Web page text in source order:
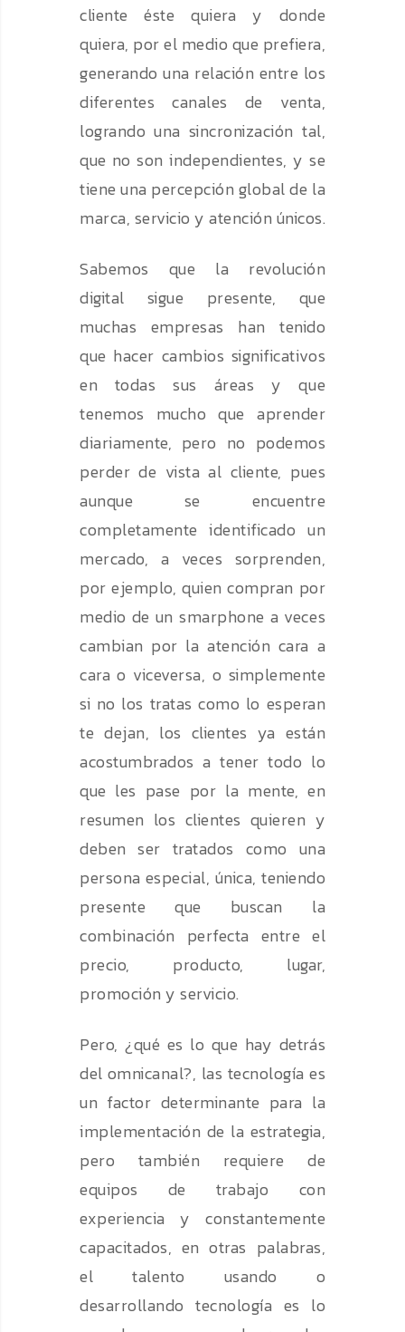
cliente éste quiera y donde
quiera, por el medio que prefiera,
generando una relación entre los
diferentes canales de venta,
logrando una sincronización tal,
que no son independientes, y se
tiene una percepción global de la
marca, servicio y atención únicos.
Sabemos que la revolución
digital sigue presente, que
muchas empresas han tenido
que hacer cambios significativos
en todas sus áreas y que
tenemos mucho que aprender
diariamente, pero no podemos
perder de vista al cliente, pues
aunque se encuentre
completamente identificado un
mercado, a veces sorprenden,
por ejemplo, quien compran por
medio de un smarphone a veces
cambian por la atención cara a
cara o viceversa, o simplemente
si no los tratas como lo esperan
te dejan, los clientes ya están
acostumbrados a tener todo lo
que les pase por la mente, en
resumen los clientes quieren y
deben ser tratados como una
persona especial, única, teniendo
presente que buscan la
combinación perfecta entre el
precio, producto, lugar,
promoción y servicio.
Pero, ¿qué es lo que hay detrás
del omnicanal?, las tecnología es
un factor determinante para la
implementación de la estrategia,
pero también requiere de
equipos de trabajo con
experiencia y constantemente
capacitados, en otras palabras,
el talento usando o
desarrollando tecnología es lo